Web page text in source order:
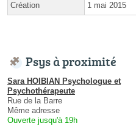
Création 1 mai 2015
Psys à proximité
Sara HOIBIAN Psychologue et
Psychothérapeute
Rue de la Barre
Même adresse
Ouverte jusqu'à 19h